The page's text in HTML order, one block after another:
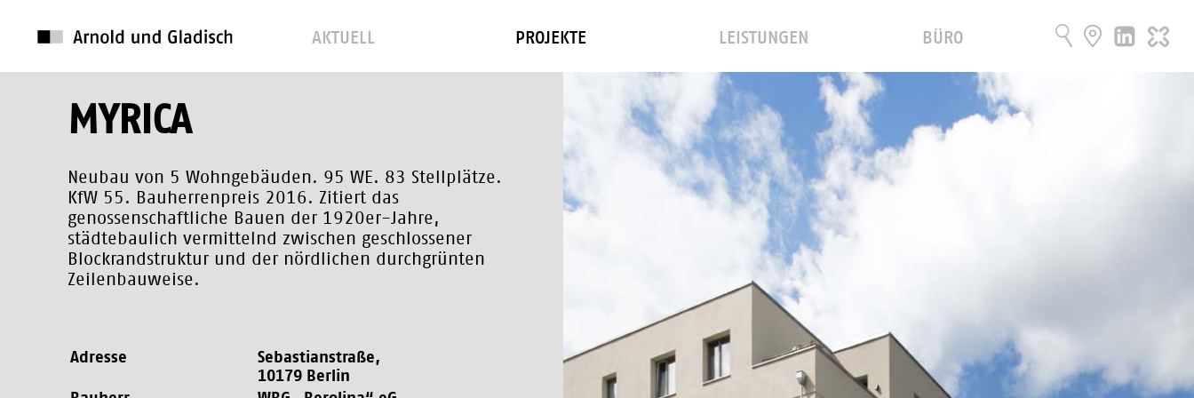
AKTUELL PROJEKTE LEISTUNGEN BÜRO
MYRICA
Neubau von 5 Wohngebäuden. 95 WE. 83 Stellplätze.
KfW 55. Bauherrenpreis 2016. Zitiert das
genossenschaftliche Bauen der 1920er-Jahre,
städtebaulich vermittelnd zwischen geschlossener
Blockrandstruktur und der nördlichen durchgrünten
Zeilenbauweise.
Adresse
Sebastianstraße,
10179 Berlin